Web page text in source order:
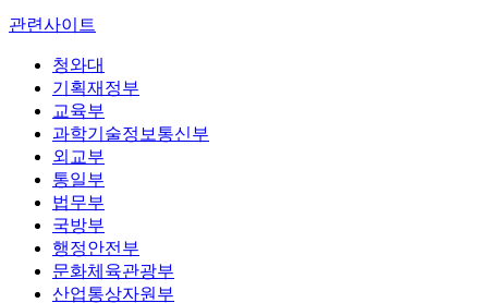
관련사이트
청와대
기획재정부
교육부
과학기술정보통신부
외교부
통일부
법무부
국방부
행정안전부
문화체육관광부
산업통상자원부